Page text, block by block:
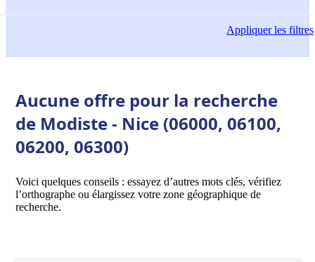
Appliquerles filtres
Aucune offre pour la recherche
de Modiste - Nice (06000, 06100,
06200, 06300)
Voici quelques conseils : essayez d’autres mots clés, vérifiez
l’orthographe ou élargissez votre zone géographique de
recherche.